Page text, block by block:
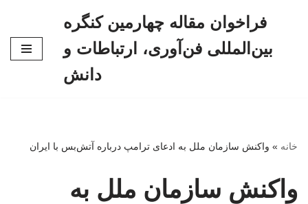
فراخوان مقاله چهارمین کنگره
بین‌المللی فن‌آوری، ارتباطات و
دانش
خانه » واکنش سازمان ملل به ادعای ترامپ درباره آتش‌بس با ایران
واکنش سازمان ملل به